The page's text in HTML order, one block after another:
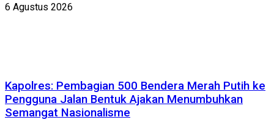
6 Agustus 2026
Kapolres: Pembagian 500 Bendera Merah Putih ke
Pengguna Jalan Bentuk Ajakan Menumbuhkan
Semangat Nasionalisme